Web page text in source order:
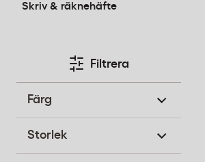
Skriv & räknehäfte
Filtrera
Färg
Storlek